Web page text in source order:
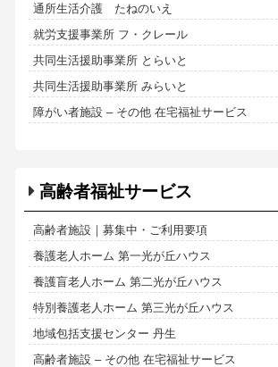
通所生活介護 たねのいえ
就労支援事業所 フ・クレール
共同生活援助事業所 とらいと
共同生活援助事業所 みらいと
障がい者施設 – その他 在宅福祉サービス
高齢者福祉サービス
高齢者施設｜募集中・ご利用要項
養護老人ホーム 第一光が丘ハウス
養護盲老人ホーム 第二光が丘ハウス
特別養護老人ホーム 第三光が丘ハウス
地域包括支援センター 丹生
高齢者施設 – その他 在宅福祉サービス